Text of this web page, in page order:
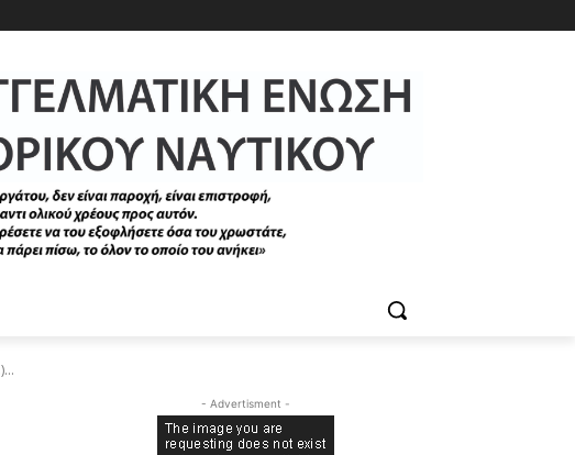
- Advertisment -